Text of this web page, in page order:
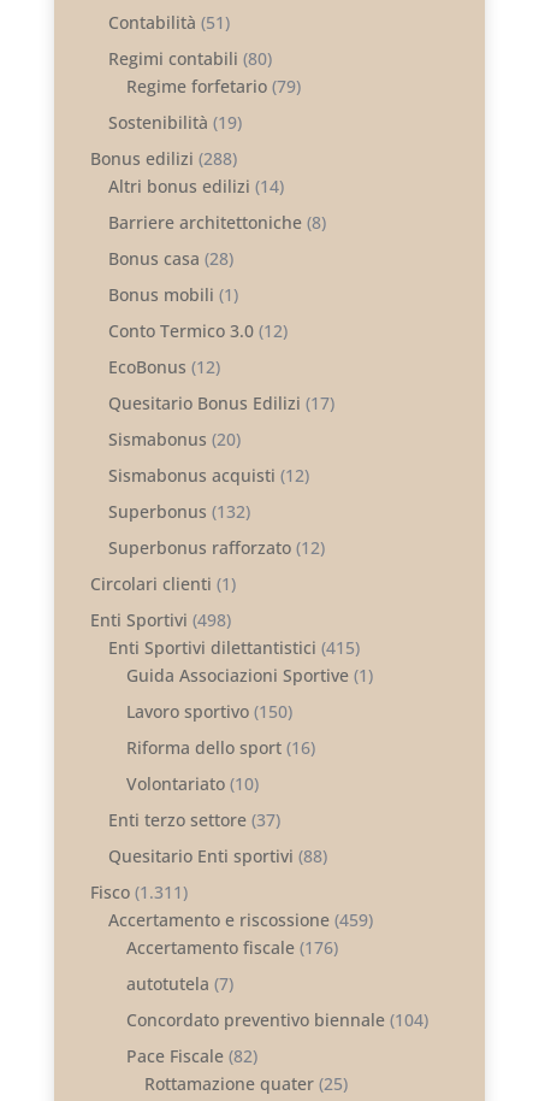
Contabilità (51)
Regimi contabili (80)
Regime forfetario(79)
Sostenibilità (19)
Bonus edilizi (288)
Altri bonus edilizi (14)
Barriere architettoniche(8)
Bonus casa (28)
Bonus mobili (1)
Conto Termico 3.0(12)
EcoBonus (12)
Quesitario Bonus Edilizi (17)
Sismabonus (20)
Sismabonus acquisti (12)
Superbonus (132)
Superbonus rafforzato(12)
Circolari clienti (1)
Enti Sportivi (498)
Enti Sportivi dilettantistici (415)
Guida Associazioni Sportive(1)
Lavoro sportivo(150)
Riforma dello sport(16)
Volontariato(10)
Enti terzo settore(37)
Quesitario Enti sportivi (88)
Fisco(1.311)
Accertamento e riscossione(459)
Accertamento fiscale(176)
autotutela (7)
Concordato preventivo biennale(104)
Pace Fiscale(82)
Rottamazione quater(25)